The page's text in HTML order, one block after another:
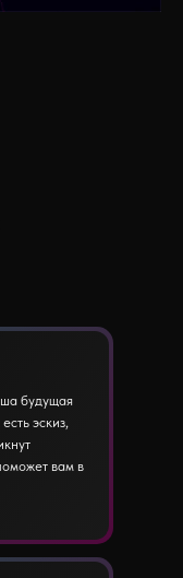
будущая
эскиз,
вам в